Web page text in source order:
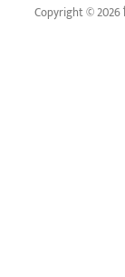
Copyright © 2026